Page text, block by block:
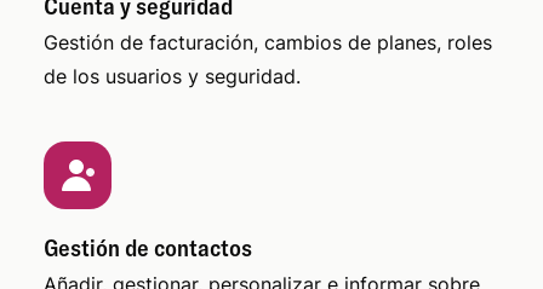
Gestión de facturación, cambios de planes, roles
de los usuarios y seguridad.
Gestión de contactos
Añadir, gestionar, personalizar e informar sobre